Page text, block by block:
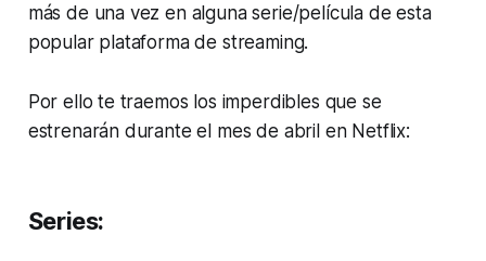
más de una vez en alguna serie/película de esta
popular plataforma de streaming.
Por ello te traemos los imperdibles que se
estrenarán durante el mes de abril en Netflix:
Series: